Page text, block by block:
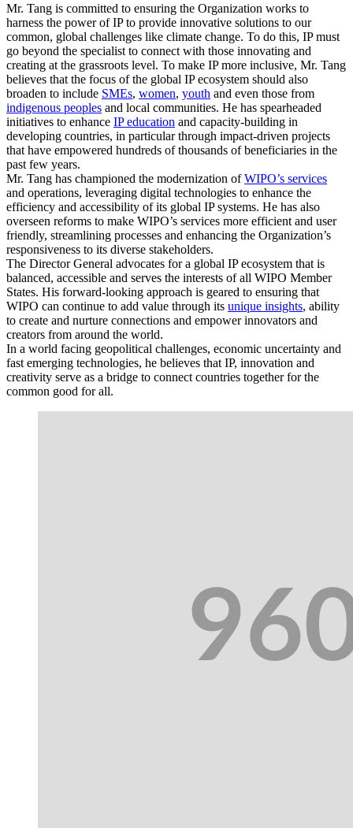
Mr. Tang is committed to ensuring the Organization works to
harness the power of IP to provide innovative solutions to our
common, global challenges like climate change. To do this, IP must
go beyond the specialist to connect with those innovating and
creating at the grassroots level. To make IP more inclusive, Mr. Tang
believes that the focus of the global IP ecosystem should also
broaden to include SMEs, women, youth and even those from
indigenous peoples and local communities. He has spearheaded
initiatives to enhance IP education and capacity-building in
developing countries, in particular through impact-driven projects
that have empowered hundreds of thousands of beneficiaries in the
past few years.
Mr. Tang has championed the modernization ofWIPO’s services
and operations, leveraging digital technologies to enhance the
efficiency and accessibility of its global IP systems. He has also
overseen reforms to make WIPO’s services more efficient and user
friendly, streamlining processes and enhancing the Organization’s
responsiveness to its diverse stakeholders.
The Director General advocates for a global IP ecosystem that is
balanced, accessible and serves the interests of all WIPO Member
States. His forward-looking approach is geared to ensuring that
WIPO can continue to add value through its unique insights, ability
to create and nurture connections and empower innovators and
creators from around the world.
In a world facing geopolitical challenges, economic uncertainty and
fast emerging technologies, he believes that IP, innovation and
creativity serve as a bridge to connect countries together for the
common good for all.